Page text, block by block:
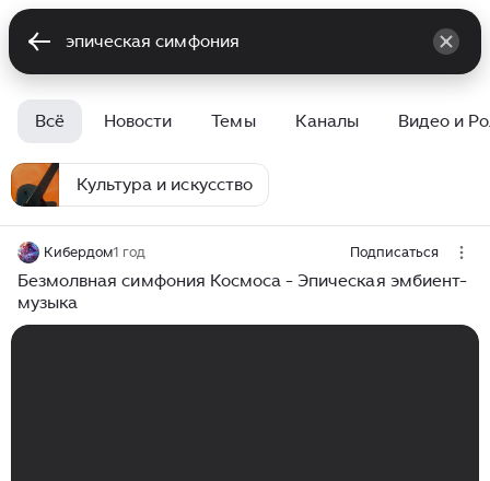
Всё Новости Темы Каналы Видео и
Культура и искусство
Кибердом1 год Подписаться
Безмолвная симфония Космоса - Эпическая эмбиент-
музыка